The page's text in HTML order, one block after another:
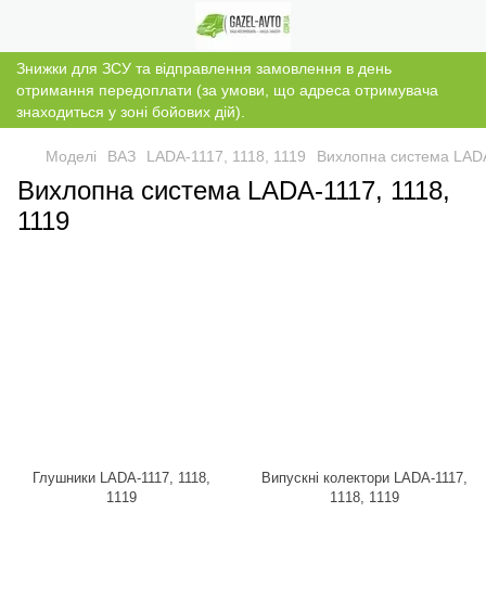
Знижки для ЗСУ та відправлення замовлення в день
отримання передоплати (за умови, що адреса отримувача
знаходиться у зоні бойових дій).
Моделі ВАЗ LADA-1117, 1118, 1119 Вихлопна система
Вихлопна система LADA-1117, 1118,
1119
Глушники LADA-1117, 1118,
1119
Випускні колектори LADA-1117,
1118, 1119